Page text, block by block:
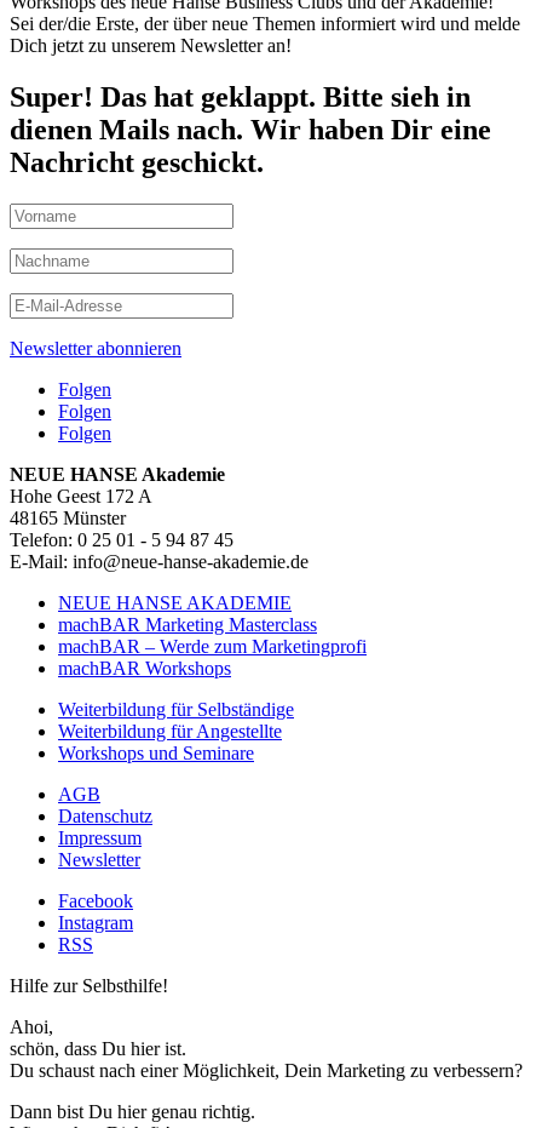
Sei der/die Erste, der über neue Themen informiert wird und melde
Dich jetzt zu unserem Newsletter an!
Super! Das hat geklappt. Bitte sieh in
dienen Mails nach. Wir haben Dir eine
Nachricht geschickt.
Newsletter abonnieren
Folgen
Folgen
Folgen
NEUE HANSE Akademie
Hohe Geest 172 A
48165 Münster
Telefon: 0 25 01 - 5 94 87 45
E-Mail: info@neue-hanse-akademie.de
NEUE HANSE AKADEMIE
machBAR Marketing Masterclass
machBAR – Werde zum Marketingprofi
machBAR Workshops
Weiterbildung für Selbständige
Weiterbildung für Angestellte
Workshops und Seminare
AGB
Datenschutz
Impressum
Newsletter
Facebook
Instagram
RSS
Hilfe zur Selbsthilfe!
Ahoi,
schön, dass Du hier ist.
Du schaust nach einer Möglichkeit, Dein Marketing zu verbessern?
Dann bist Du hier genau richtig.